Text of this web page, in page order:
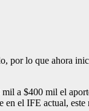
por lo que ahora
a $400 mil el
el IFE actual,